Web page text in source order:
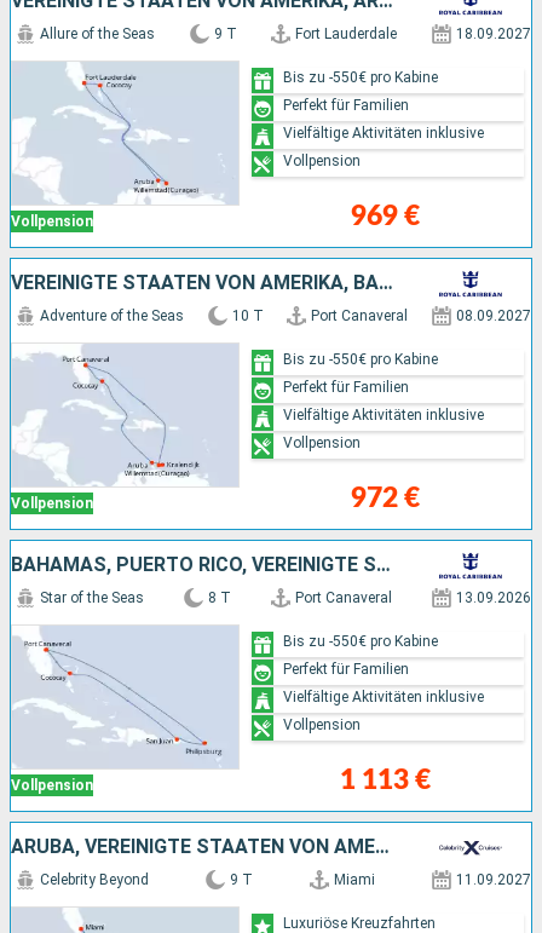
Vollpension
Allure of the Seas 9 T Fort Lauderdale 18.09.2027
969 €
Bis zu -550€ pro Kabine
Perfekt für Familien
Vielfältige Aktivitäten inklusive
Vollpension
VEREINIGTE STAATEN VON AMERIKA, BAHAMAS, ARUBA
Vollpension
Adventure of the Seas 10 T Port Canaveral 08.09.2027
972 €
Bis zu -550€ pro Kabine
Perfekt für Familien
Vielfältige Aktivitäten inklusive
Vollpension
BAHAMAS, PUERTO RICO, VEREINIGTE STAATEN VON AMERIKA
Vollpension
Star of the Seas 8 T Port Canaveral 13.09.2026
1 113 €
Bis zu -550€ pro Kabine
Perfekt für Familien
Vielfältige Aktivitäten inklusive
Vollpension
ARUBA, VEREINIGTE STAATEN VON AMERIKA
Celebrity Beyond 9 T Miami 11.09.2027
Luxuriöse Kreuzfahrten